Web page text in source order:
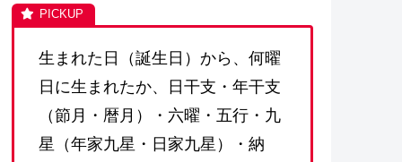
生まれた日（誕生日）から、何曜
日に生まれたか、日干支・年干支
（節月・暦月）・六曜・五行・九
星（年家九星・日家九星）・納